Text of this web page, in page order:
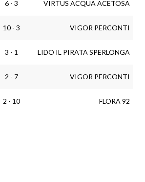
6 - 3 VIRTUS ACQUA ACETOSA
10 - 3 VIGOR PERCONTI
3 - 1 LIDO IL PIRATA SPERLONGA
2 - 7 VIGOR PERCONTI
2 - 10 FLORA 92